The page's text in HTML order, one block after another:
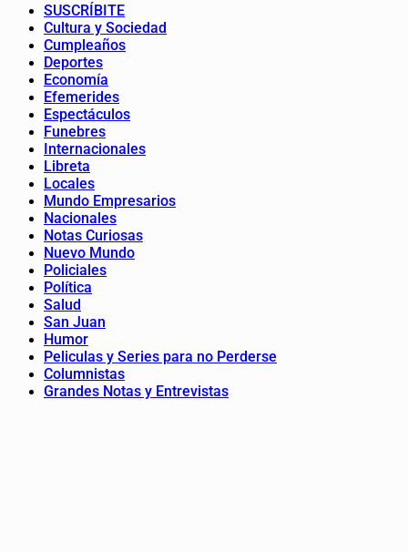
SUSCRÍBITE
Cultura y Sociedad
Cumpleaños
Deportes
Economía
Efemerides
Espectáculos
Funebres
Internacionales
Libreta
Locales
Mundo Empresarios
Nacionales
Notas Curiosas
Nuevo Mundo
Policiales
Política
Salud
San Juan
Humor
Peliculas y Series para no Perderse
Columnistas
Grandes Notas y Entrevistas